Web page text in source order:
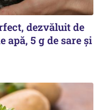
dezvăluit de
apă, 5 g de sare și